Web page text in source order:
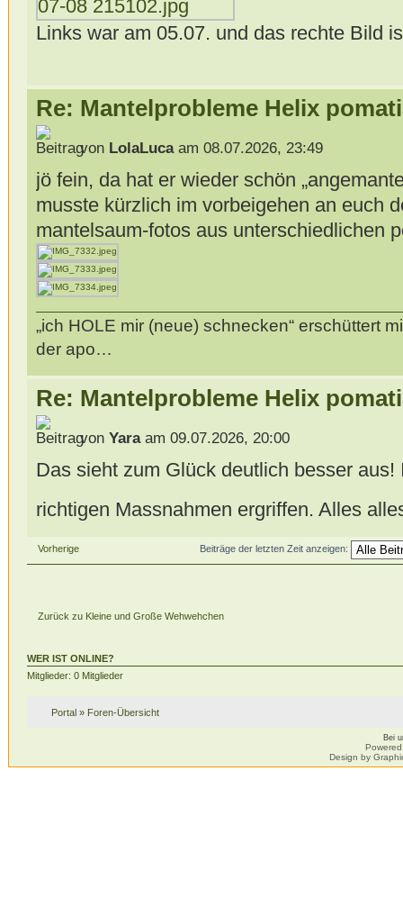
Links war am 05.07. und das rechte Bild
Re: Mantelprobleme Helix
von LolaLucaam 08.07.2026, 23:49
jö fein, da hat er wieder schön
musste kürzlich im vorbeigehen an euch
mantelsaum-fotos aus unterschiedlichen
„ich HOLE mir (neue) schnecken“ erschüttert
der apo…
Re: Mantelprobleme Helix
von Yaraam 09.07.2026, 20:00
Das sieht zum Glück deutlich besser aus!
richtigen Massnahmen ergriffen. Alles
Vorherige Beiträge der letzten Zeit anzeigen:
Zurück zu Kleine und Große Wehwehchen
WER IST ONLINE?
Mitglieder: 0 Mitglieder
Portal » Foren-Übersicht
Bei
Design by